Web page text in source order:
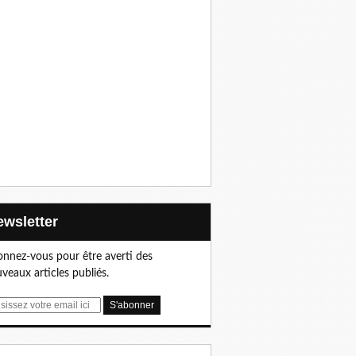
vous pour être averti des
articles publiés.